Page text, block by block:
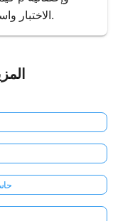
الاختبار واستنتاجًا بناءً على مستوى الأهمية الخاص بك.